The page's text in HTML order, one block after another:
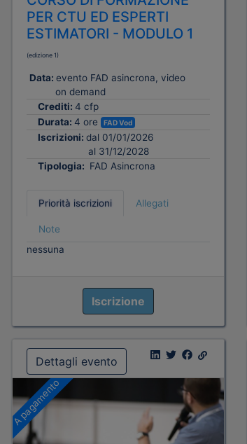
PER CTU ED ESPERTI
ESTIMATORI - MODULO 1
(edizione 1)
Data: evento FAD asincrona, video
on demand
Crediti: 4 cfp
Durata: 4 ore FAD Vod
Iscrizioni: dal 01/01/2026
al 31/12/2028
Tipologia: FAD Asincrona
Priorità iscrizioni Allegati
Note
nessuna
Iscrizione
Dettagli evento
A pagamento